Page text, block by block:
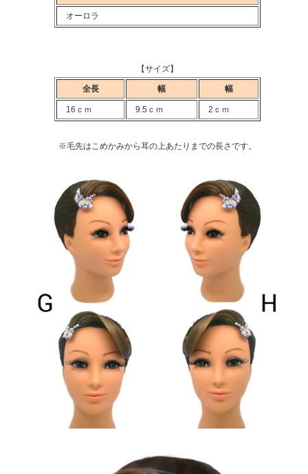
オーロラ
【サイズ】
全長 幅 幅
16ｃｍ 9.5ｃｍ 2ｃｍ
※毛先はこめかみから耳の上あたりまでの長さです。